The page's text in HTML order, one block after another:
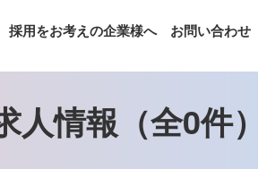
採用をお考えの企業様へ お問い合わせ
情報（全0件）